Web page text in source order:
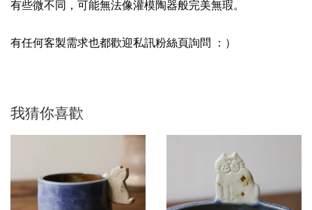
有些微不同，可能無法像灌模陶器般完美無瑕。
有任何客製需求也都歡迎私訊粉絲頁詢問 ：）
我猜你喜歡